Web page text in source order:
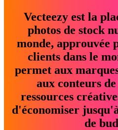
Vecteezy est la
photos de stock
monde, approuvée
clients dans le
permet aux
aux conteurs
ressources
d'économiser
de